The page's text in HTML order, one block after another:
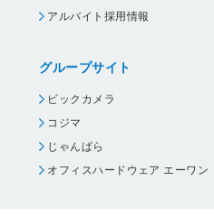
アルバイト採用情報
グループサイト
ビックカメラ
コジマ
じゃんぱら
オフィスハードウェア エーワン